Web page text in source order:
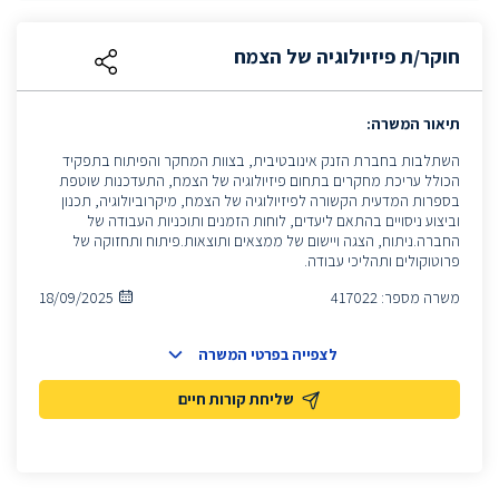
חוקר/ת פיזיולוגיה של הצמח
תיאור המשרה:
השתלבות בחברת הזנק אינובטיבית, בצוות המחקר והפיתוח בתפקיד
הכולל עריכת מחקרים בתחום פיזיולוגיה של הצמח, התעדכנות שוטפת
בספרות המדעית הקשורה לפיזיולוגיה של הצמח, מיקרוביולוגיה, תכנון
וביצוע ניסויים בהתאם ליעדים, לוחות הזמנים ותוכניות העבודה של
החברה.ניתוח, הצגה ויישום של ממצאים ותוצאות.פיתוח ותחזוקה של
פרוטוקולים ותהליכי עבודה.
משרה מספר: 417022
18/09/2025
שליחת קורות חיים
לצפייה בפרטי המשרה